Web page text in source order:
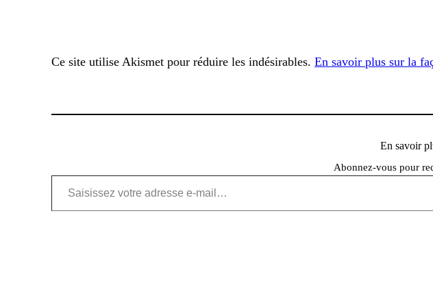
Ce site utilise Akismet pour réduire les indésirables.En savoir plus sur la
En savoir
Abonnez-vous pour
Saisissez votre adresse e-mail…